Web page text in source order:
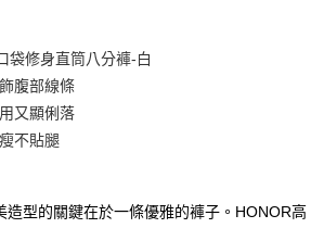
袋修身直筒八分褲-白
腹部線條
又顯俐落
不貼腿
造型的關鍵在於一條優雅的褲子。HONOR高